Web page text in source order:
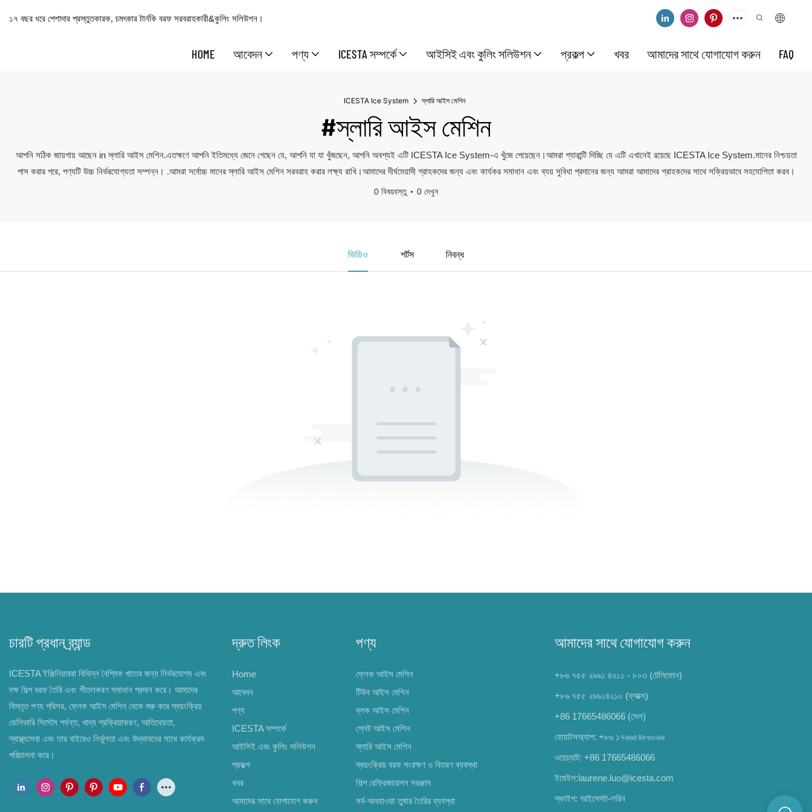
১৭ বছর ধরে পেশাদার প্রস্তুতকারক, চমৎকার টার্নকি বরফ সরবরাহকারী&কুলিং সলিউশন।
HOME আবেদন পণ্য ICESTA সম্পর্কে আইসিই এবং কুলিং সলিউশন প্রকল্প খবর আমাদের সাথে যোগাযোগ করুন FAQ
ICESTA Ice System স্লারি আইস মেশিন
#স্লারি আইস মেশিন
আপনি সঠিক জায়গায় আছেন in স্লারি আইস মেশিন.এতক্ষণে আপনি ইতিমধ্যে জেনে গেছেন যে, আপনি যা যা খুঁজছেন, আপনি অবশ্যই এটি ICESTA Ice System-এ খুঁজে পেয়েছেন।আমরা গ্যারান্টি দিচ্ছি যে এটি এখানেই রয়েছে ICESTA Ice System.মানের নিশ্চয়তা
পাস করার পরে, পণ্যটি উচ্চ নির্ভরযোগ্যতা সম্পন্ন। .আমরা সর্বোচ্চ মানের স্লারি আইস মেশিন সরবরাহ করার লক্ষ্য রাখি।আমাদের দীর্ঘমেয়াদী গ্রাহকদের জন্য এবং কার্যকর সমাধান এবং ব্যয় সুবিধা প্রদানের জন্য আমরা আমাদের গ্রাহকদের সাথে সক্রিয়ভাবে সহযোগিতা করব।
0 বিষয়বস্তু 0 দেখুন
ভিডিও শর্টস নিবন্ধ
চারটি প্রধান ব্র্যান্ড
ICESTA ইঞ্জিনিয়াররা বিভিন্ন বৈশ্বিক খাতের জন্য নির্ভরযোগ্য এবং
দক্ষ শিল্প বরফ তৈরি এবং শীতলকরণ সমাধান প্রদান করে। আমাদের
বিস্তৃত পণ্য পরিসর, ফ্লেক আইস মেশিন থেকে শুরু করে স্বয়ংক্রিয়
ডেলিভারি সিস্টেম পর্যন্ত, খাদ্য প্রক্রিয়াকরণ, আতিথেয়তা,
স্বাস্থ্যসেবা এবং তার বাইরেও নির্ভুলতা এবং উদ্ভাবনের সাথে কার্যক্রম
পরিচালনা করে।
দ্রুত লিংক
Home
আবেদন
পণ্য
ICESTA সম্পর্কে
আইসিই এবং কুলিং সলিউশন
প্রকল্প
খবর
আমাদের সাথে যোগাযোগ করুন
পণ্য
ফ্লেক আইস মেশিন
টিউব আইস মেশিন
ব্লক আইস মেশিন
প্লেট আইস মেশিন
স্লারি আইস মেশিন
স্বয়ংক্রিয় বরফ সংরক্ষণ ও বিতরণ ব্যবস্থা
শিল্প রেফ্রিজারেশন সরঞ্জাম
সর্ব-আবহাওয়া তুষার তৈরির ব্যবস্থা
আমাদের সাথে যোগাযোগ করুন
+৮৬ ৭৫৫ ২৯৯১ ৪২১১ - ৮০৩ (টেলিফোন)
+৮৬ ৭৫৫ ২৯৯১৪২১০ (ফ্যাক্স)
+86 17665486066 (সেল)
হোয়াটসঅ্যাপ: +৮৬ ১৭৬৬৫৪৮৬০৬৬
ওয়েচ্যাট: +86 17665486066
ইমেইল:laurene.luo@icesta.com
স্কাইপ: আইসেস্টা-লরিন